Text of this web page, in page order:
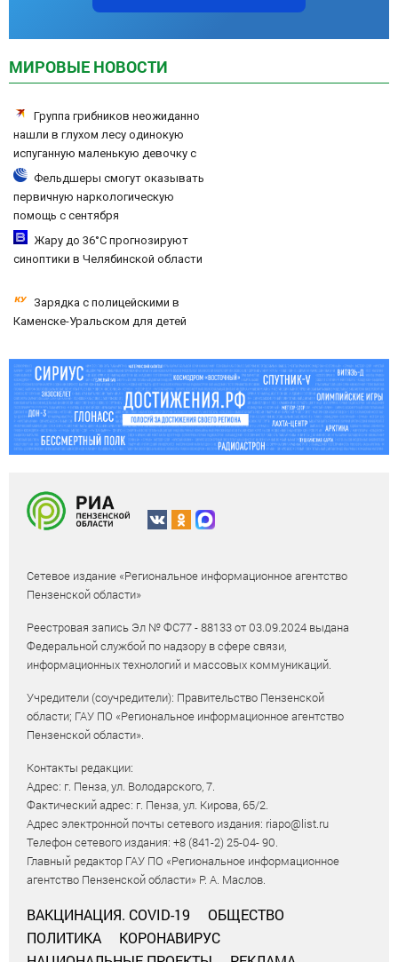
МИРОВЫЕ НОВОСТИ
Группа грибников неожиданно
нашли в глухом лесу одинокую
испуганную маленькую девочку с
игрушкой
Фельдшеры смогут оказывать
первичную наркологическую
помощь с сентября
Жару до 36°С прогнозируют
синоптики в Челябинской области
Зарядка с полицейскими в
Каменске-Уральском для детей
Сетевое издание «Региональное информационное агентство
Пензенской области»
Реестровая запись Эл № ФС77 - 88133 от 03.09.2024 выдана
Федеральной службой по надзору в сфере связи,
информационных технологий и массовых коммуникаций.
Учредители (соучредители): Правительство Пензенской
области; ГАУ ПО «Региональное информационное агентство
Пензенской области».
Контакты редакции:
Адрес: г. Пенза, ул. Володарского, 7.
Фактический адрес: г. Пенза, ул. Кирова, 65/2.
Адрес электронной почты сетевого издания: riapo@list.ru
Телефон сетевого издания: +8 (841-2) 25-04- 90.
Главный редактор ГАУ ПО «Региональное информационное
агентство Пензенской области» Р. А. Маслов.
ВАКЦИНАЦИЯ. COVID-19
ОБЩЕСТВО
ПОЛИТИКА
КОРОНАВИРУС